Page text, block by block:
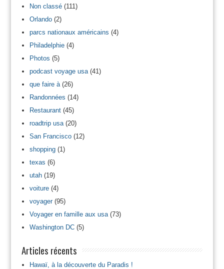
Non classé(111)
Orlando(2)
parcs nationaux américains (4)
Philadelphie(4)
Photos (5)
podcast voyage usa(41)
que faire à(26)
Randonnées (14)
Restaurant(45)
roadtrip usa(20)
San Francisco(12)
shopping(1)
texas (6)
utah(19)
voiture(4)
voyager(95)
Voyager en famille aux usa(73)
Washington DC(5)
Articles récents
Hawaï, à la découverte du Paradis !